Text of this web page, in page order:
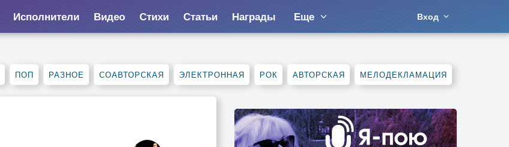
Исполнители Видео Стихи Статьи Награды Еще Вход
ПОП РАЗНОЕ СОАВТОРСКАЯ ЭЛЕКТРОННАЯ РОК АВТОРСКАЯ МЕЛОДЕКЛАМАЦИЯ